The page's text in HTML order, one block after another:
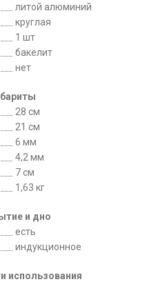
литой алюминий
круглая
1 шт
бакелит
нет
28 см
21 см
6 мм
4,2 мм
7 см
1,63 кг
и дно
есть
индукционное
использования